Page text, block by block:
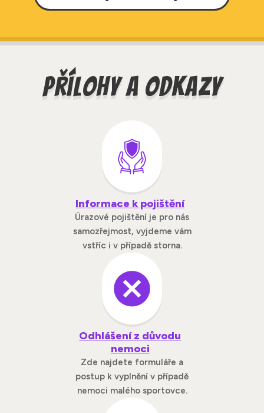
brusle, chrániče, přilbu; plavky, ručník,
Všechny věci prosím PODEPIŠTE
Odpoledne vždy nabízíme dětem ještě ovoce a
Přílohy a odkazy
Informace k pojištění
Úrazové pojištění je pro nás
samozřejmost, vyjdeme vám
vstříc i v případě storna.
Odhlášení z důvodu
nemoci
Zde najdete formuláře a
postup k vyplnění v případě
nemoci malého sportovce.